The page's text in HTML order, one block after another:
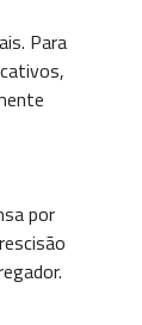
Para
por